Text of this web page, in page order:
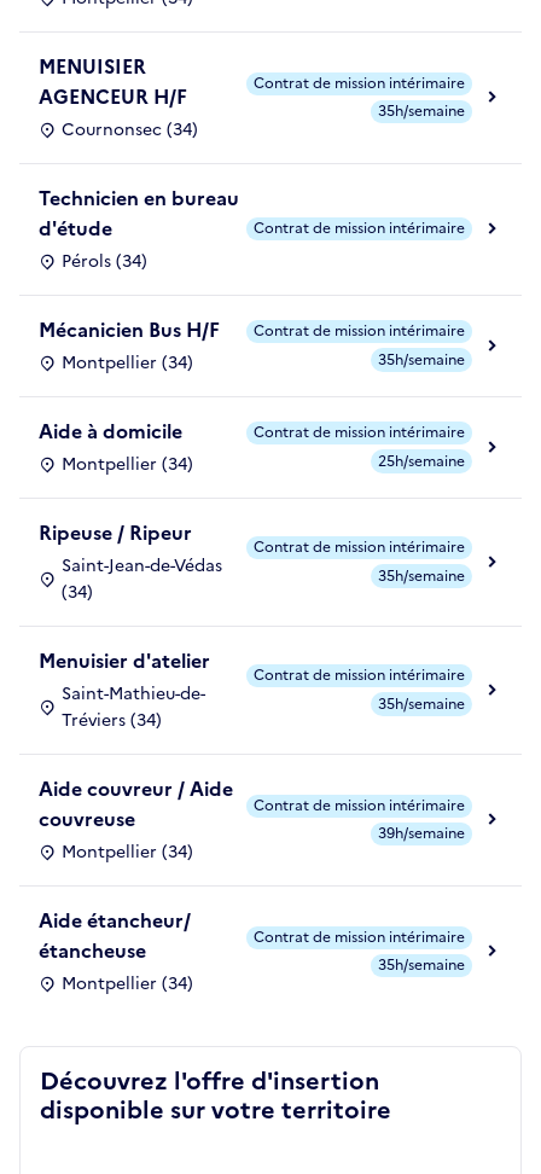
MENUISIER
AGENCEUR H/F
Cournonsec (34)
Contrat de mission intérimaire
35h/semaine
Technicien en bureau
d'étude
Pérols (34)
Contrat de mission intérimaire
Mécanicien Bus H/F
Montpellier (34)
Contrat de mission intérimaire
35h/semaine
Aide à domicile
Montpellier (34)
Contrat de mission intérimaire
25h/semaine
Ripeuse / Ripeur
Saint-Jean-de-Védas
(34)
Contrat de mission intérimaire
35h/semaine
Menuisier d'atelier
Saint-Mathieu-de-
Tréviers (34)
Contrat de mission intérimaire
35h/semaine
Aide couvreur / Aide
couvreuse
Montpellier (34)
Contrat de mission intérimaire
39h/semaine
Aide étancheur/
étancheuse
Montpellier (34)
Contrat de mission intérimaire
35h/semaine
Découvrez l'offre d'insertion
disponible sur votre territoire